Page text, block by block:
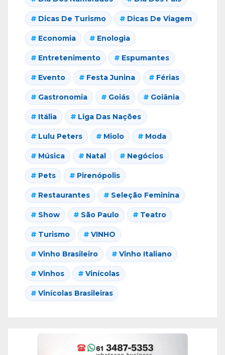
Dicas De Turismo Dicas De Viagem
Economia Enologia
Entretenimento Espumantes
Evento Festa Junina Férias
Gastronomia Goiás Goiânia
Itália Liga Das Nações
Lulu Peters Miolo Moda
Música Natal Negócios
Pets Pirenópolis
Restaurantes Seleção Feminina
Show São Paulo Teatro
Turismo VINHO
Vinho Brasileiro Vinho Italiano
Vinhos Vinícolas
Vinícolas Brasileiras